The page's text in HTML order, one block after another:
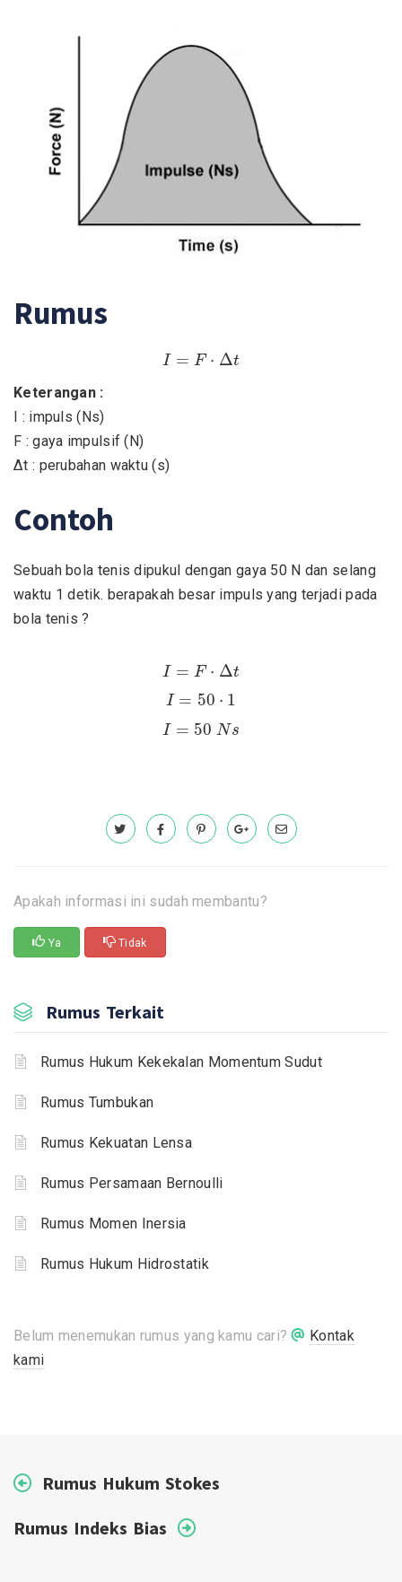
Rumus
I = F ⋅ Δt
F⋅Δ t
Keterangan :
I : impuls (Ns)
F : gaya impulsif (N)
Δt : perubahan waktu (s)
Contoh
Sebuah bola tenis dipukul dengan gaya 50 N dan selang
waktu 1 detik. berapakah besar impuls yang terjadi pada
bola tenis ?
I = F ⋅ Δt
F⋅Δ t
I = 50 ⋅ 1
50⋅
I = 50 Ns
50 Ns
Apakah informasi ini sudah membantu?
Ya Tidak
Rumus Terkait
Rumus Hukum Kekekalan Momentum Sudut
Rumus Tumbukan
Rumus Kekuatan Lensa
Rumus Persamaan Bernoulli
Rumus Momen Inersia
Rumus Hukum Hidrostatik
Belum menemukan rumus yang kamu cari?
Kontak
kami
Rumus Hukum Stokes
Rumus Indeks Bias